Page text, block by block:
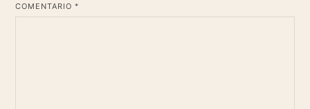
COMENTARIO *